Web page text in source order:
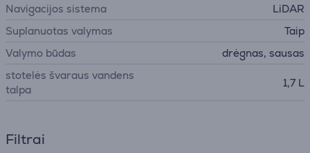
Navigacijos sistema
LiDAR
Suplanuotas valymas
Taip
Valymo būdas
drėgnas, sausas
stotelės švaraus vandens
talpa
1,7 L
Filtrai